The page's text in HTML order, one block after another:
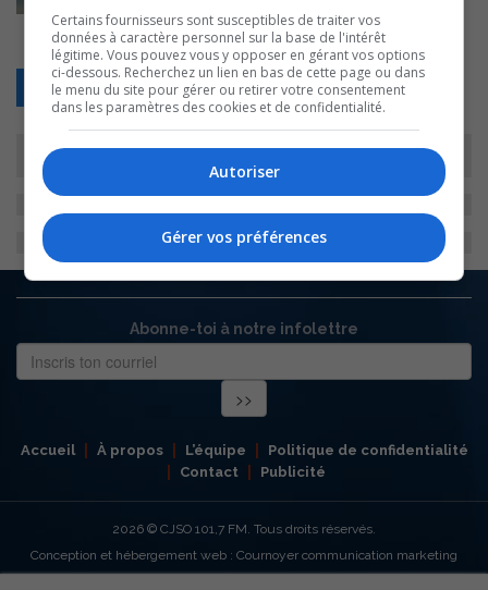
Retour
Abonne-toi à notre infolettre
Accueil À propos L’équipe
Politique de confidentialité
Contact
Publicité
2026 © CJSO 101,7 FM. Tous droits réservés.
Conception et hébergement web : Cournoyer communication marketing
Certains fournisseurs sont susceptibles de traiter vos
données à caractère personnel sur la base de l'intérêt
légitime. Vous pouvez vous y opposer en gérant vos options
ci-dessous. Recherchez un lien en bas de cette page ou dans
le menu du site pour gérer ou retirer votre consentement
dans les paramètres des cookies et de confidentialité.
Autoriser
Gérer vos préférences